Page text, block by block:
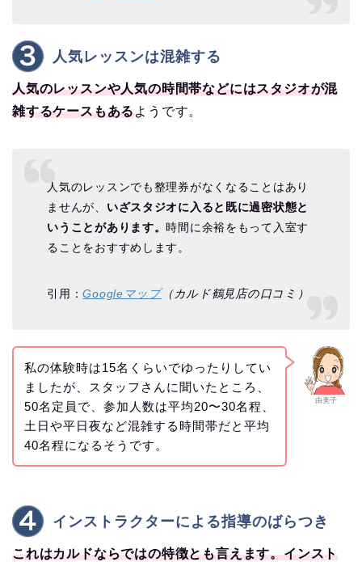
人気レッスンは混雑する
人気のレッスンや人気の時間帯などにはスタジオが混
雑するケースもあるようです。
人気のレッスンでも整理券がなくなることはあり
ませんが、 いざスタジオに入ると既に過密状態と
いうことがあります。時間に余裕をもって入室す
ることをおすすめします。
引用：Googleマップ（カルド鶴見店の口コミ）
由美子
私の体験時は15名くらいでゆったりしてい
ましたが、スタッフさんに聞いたところ、
50名定員で、参加人数は平均20〜30名程、
土日や平日夜など混雑する時間帯だと平均
40名程になるそうです。
インストラクターによる指導のばらつき
これはカルドならではの特徴とも言えます。インスト